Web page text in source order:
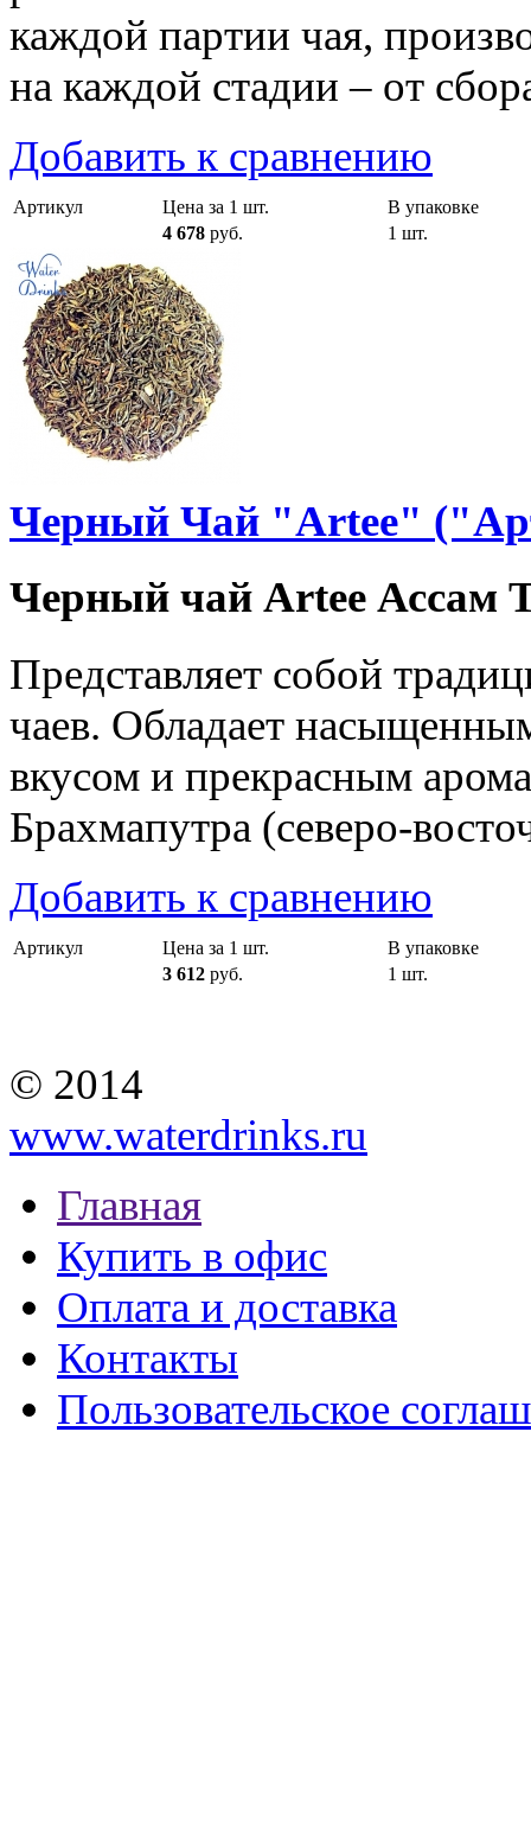
каждой партии чая,
на каждой стадии – от
Добавить к сравнению
Артикул Цена за 1 шт.
В упаковке
4 678 руб. 1 шт.
Черный Чай "Artee"
Черный чай Artee Ассам
Представляет собой
чаев. Обладает
вкусом и прекрасным
Брахмапутра (северо-
Добавить к сравнению
Артикул Цена за 1 шт.
В упаковке
3 612 руб. 1 шт.
© 2014
www.waterdrinks.ru
Главная
Купить в офис
Оплата и доставка
Контакты
Пользовательское